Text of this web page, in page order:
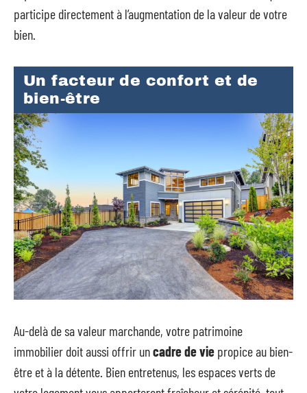
participe directement à l’augmentation de la valeur de votre
bien.
Un facteur de confort et de
bien-être
Au-delà de sa valeur marchande, votre patrimoine
immobilier doit aussi offrir uncadre de vie propice au bien-
être et à la détente. Bien entretenus, les espaces verts de